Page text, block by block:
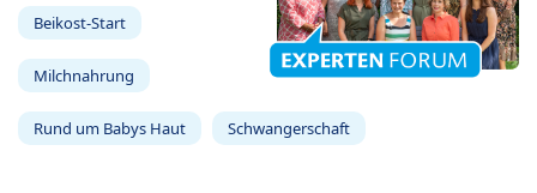
Beikost-Start
Milchnahrung
Rund um Babys Haut Schwangerschaft